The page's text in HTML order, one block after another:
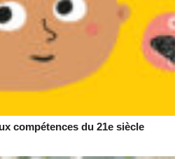
compétences du 21e siècle